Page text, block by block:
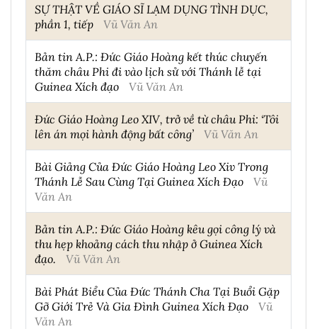
SỰ THẬT VỀ GIÁO SĨ LẠM DỤNG TÌNH DỤC,
phần 1, tiếp
Vũ Văn An
Bản tin A.P.: Đức Giáo Hoàng kết thúc chuyến
thăm châu Phi đi vào lịch sử với Thánh lễ tại
Guinea Xích đạo
Vũ Văn An
Đức Giáo Hoàng Leo XIV, trở về từ châu Phi: ‘Tôi
lên án mọi hành động bất công’
Vũ Văn An
Bài Giảng Của Đức Giáo Hoàng Leo Xiv Trong
Thánh Lễ Sau Cùng Tại Guinea Xích Đạo
Vũ
Văn An
Bản tin A.P.: Đức Giáo Hoàng kêu gọi công lý và
thu hẹp khoảng cách thu nhập ở Guinea Xích
đạo.
Vũ Văn An
Bài Phát Biểu Của Đức Thánh Cha Tại Buổi Gặp
Gỡ Giới Trẻ Và Gia Đình Guinea Xích Đạo
Vũ
Văn An